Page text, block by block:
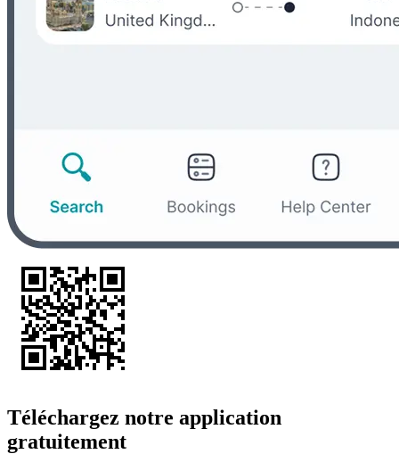
Téléchargez notre application
gratuitement